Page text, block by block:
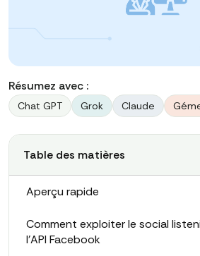
Résumez avec :
Chat GPT Grok Claude
Table des matières
Aperçu rapide
Comment exploiter le social
l'API Facebook